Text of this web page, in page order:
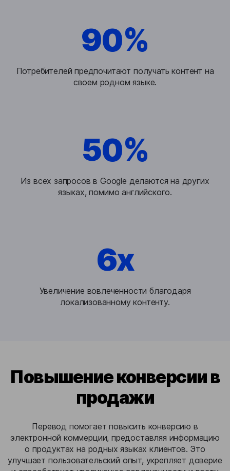
90%
Потребителей предпочитают получать контент на
своем родном языке.
50%
Из всех запросов в Google делаются на других
языках, помимо английского.
6x
Увеличение вовлеченности благодаря
локализованному контенту.
Повышение конверсии в
продажи
Перевод помогает повысить конверсию в
электронной коммерции, предоставляя информацию
о продуктах на родных языках клиентов. Это
улучшает пользовательский опыт, укрепляет доверие